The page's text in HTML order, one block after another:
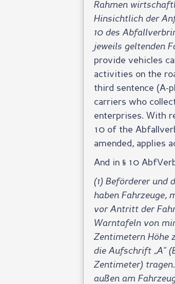
Rahmen
Hinsichtlich der
10 des
jeweils geltenden
provide vehicles
activities on the
third sentence (A-
carriers who
enterprises. With
10 of the
amended, applies
And in § 10
(1) Beförderer und
haben Fahrzeuge,
vor Antritt der
Warntafeln von
Zentimetern Höhe
die Aufschrift „A“
Zentimeter)
außen am